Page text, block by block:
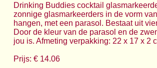
Drinking Buddies cocktail
zonnige glasmarkeerders in de vorm
hangen, met een parasol. Bestaat uit
Door de kleur van de parasol en de
jou is. Afmeting verpakking: 22 x 17 x 2
Prijs: € 14.06